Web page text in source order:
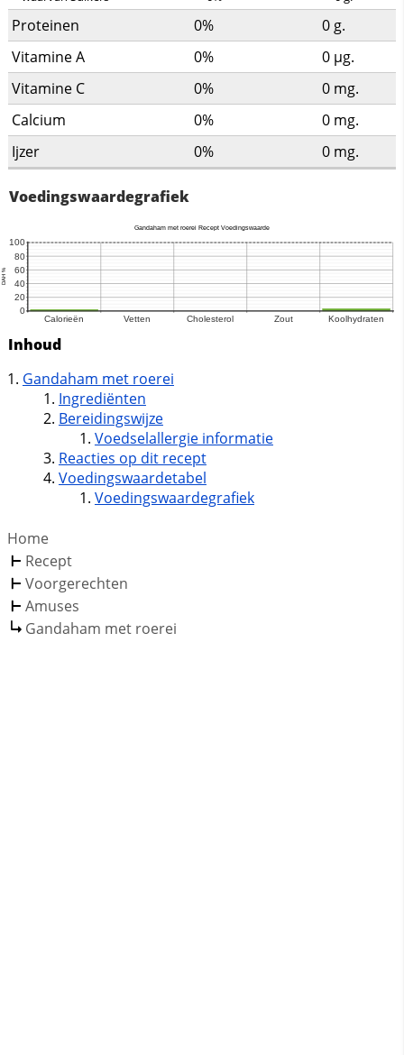
Proteinen 0% 0g.
Vitamine A
0% 0 µg.
Vitamine C
0% 0 mg.
Calcium
0% 0 mg.
Ijzer
0% 0 mg.
Voedingswaardegrafiek
Inhoud
Gandaham met roerei
Ingrediënten
Bereidingswijze
Voedselallergie informatie
Reacties op dit recept
Voedingswaardetabel
Voedingswaardegrafiek
Home
Recept
Voorgerechten
Amuses
Gandaham met roerei